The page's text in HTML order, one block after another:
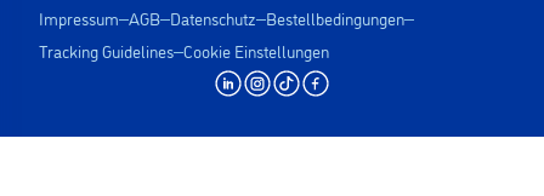
Impressum AGB Datenschutz Bestellbedingungen
Tracking Guidelines Cookie Einstellungen